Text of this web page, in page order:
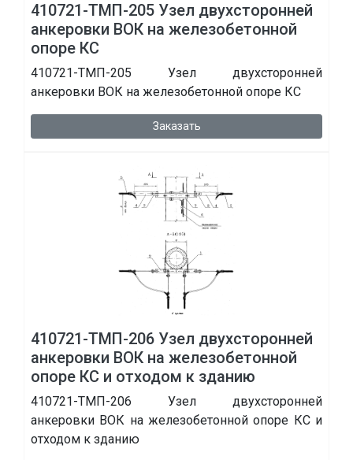
410721-ТМП-205 Узел двухсторонней
анкеровки ВОК на железобетонной
опоре КС
410721-ТМП-205 Узел двухсторонней
анкеровки ВОК на железобетонной опоре КС
Заказать
410721-ТМП-206 Узел двухсторонней
анкеровки ВОК на железобетонной
опоре КС и отходом к зданию
410721-ТМП-206 Узел двухсторонней
анкеровки ВОК на железобетонной опоре КС и
отходом к зданию